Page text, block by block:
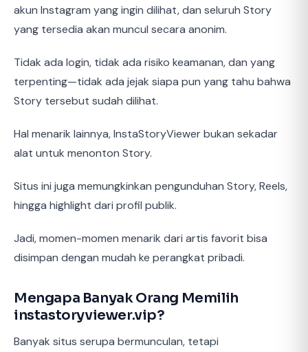
akun Instagram yang ingin dilihat, dan seluruh Story
yang tersedia akan muncul secara anonim.
Tidak ada login, tidak ada risiko keamanan, dan yang
terpenting—tidak ada jejak siapa pun yang tahu bahwa
Story tersebut sudah dilihat.
Hal menarik lainnya, InstaStoryViewer bukan sekadar
alat untuk menonton Story.
Situs ini juga memungkinkan pengunduhan Story, Reels,
hingga highlight dari profil publik.
Jadi, momen-momen menarik dari artis favorit bisa
disimpan dengan mudah ke perangkat pribadi.
Mengapa Banyak Orang Memilih
instastoryviewer.vip?
Banyak situs serupa bermunculan, tetapi